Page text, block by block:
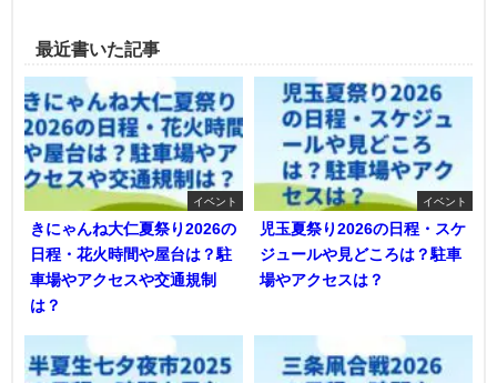
最近書いた記事
イベント
きにゃんね大仁夏祭り2026の
日程・花火時間や屋台は？駐
車場やアクセスや交通規制
は？
イベント
児玉夏祭り2026の日程・スケ
ジュールや見どころは？駐車
場やアクセスは？